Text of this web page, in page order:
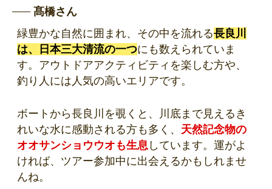
髙橋さん
緑豊かな自然に囲まれ、その中を流れる長良川
は、日本三大清流の一つにも数えられていま
す。アウトドアアクティビティを楽しむ方や、
釣り人には人気の高いエリアです。
ボートから長良川を覗くと、川底まで見えるき
れいな水に感動される方も多く、 天然記念物の
オオサンショウウオも生息 しています。運がよ
ければ、ツアー参加中に出会えるかもしれませ
んね。